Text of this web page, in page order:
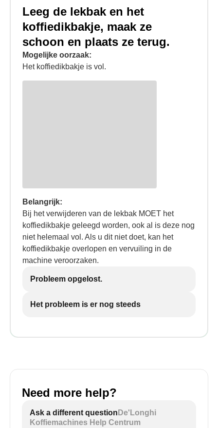
Leeg de lekbak en het
koffiedikbakje, maak ze
schoon en plaats ze terug.
Mogelijke oorzaak:
Het koffiedikbakje is vol.
Belangrijk:
Bij het verwijderen van de lekbak MOET het
koffiedikbakje geleegd worden, ook al is deze nog
niet helemaal vol. Als u dit niet doet, kan het
koffiedikbakje overlopen en vervuiling in de
machine veroorzaken.
Probleem opgelost.
Het probleem is er nog steeds
Need more help?
Ask a different question De'Longhi
Koffiemachines Help Centrum